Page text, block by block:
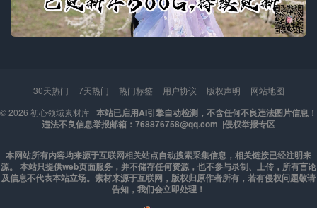
30天热门 7天热门 热门标签 用户协议 版权声明
网站地图
© 2026 初心领域素材库 本站已启用AI引擎自动检测，不含任何不良违法图片信息！
违法不良信息举报邮箱：768876758@qq.com |侵权举报专区
本网站所有内容均来源于互联网相关站点自动搜索采集信息，相关链接已经注明来
源。 本站只提供web页面服务，并不储存任何资源，也不参与录制、上传，所有言论
及信息不代表本站立场。素材来源于互联网，版权归原作者所有，若有侵权问题敬请
告知，我们会立即处理！